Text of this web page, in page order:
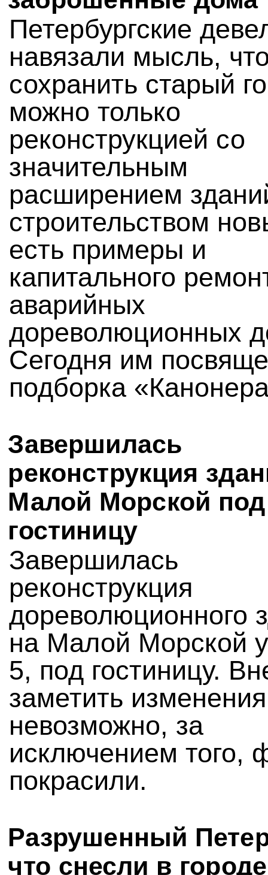
Петербургские
навязали мысль,
сохранить старый
можно только
реконструкцией со
значительным
расширением
строительством
есть примеры и
капитального
аварийных
дореволюционных
Сегодня им
подборка
Завершилась
реконструкция
Малой Морской под
гостиницу
Завершилась
реконструкция
дореволюционного
на Малой Морской
5, под гостиницу.
заметить изменения
невозможно, за
исключением того,
покрасили.
Разрушенный
что снесли в